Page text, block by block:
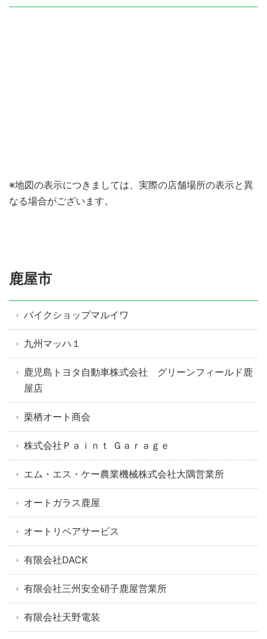
※地図の表示につきましては、実際の店舗場所の表示と異
なる場合がございます。
鹿屋市
バイクショップマルイワ
九州マッハ１
鹿児島トヨタ自動車株式会社 グリーンフィールド鹿
屋店
栗栖オート商会
株式会社Ｐａｉｎｔ Ｇａｒａｇｅ
エム・エス・ケー農業機械株式会社大隅営業所
オートガラス鹿屋
オートリペアサービス
有限会社DACK
有限会社三州安全硝子鹿屋営業所
有限会社天野電装